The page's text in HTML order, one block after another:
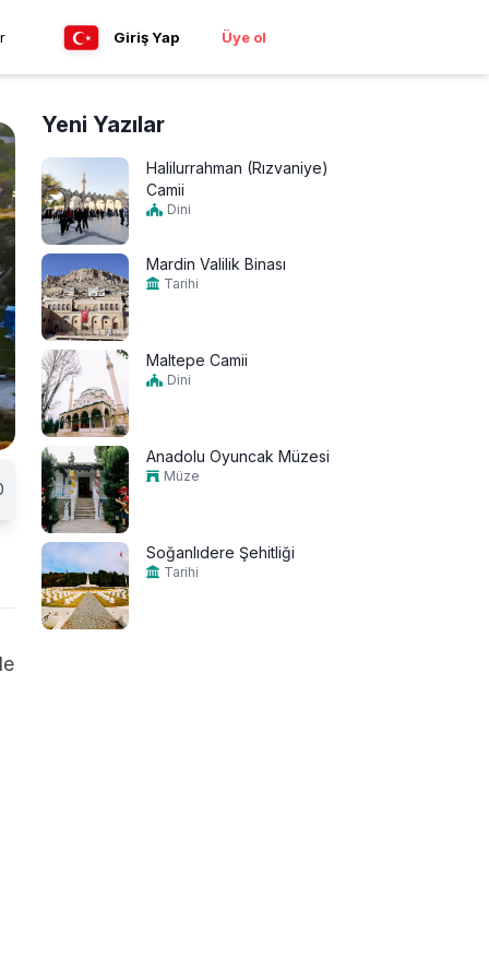
Giriş Yap Üye ol
Yeni Yazılar
Halilurrahman (Rızvaniye)
Camii
Dini
Mardin Valilik Binası
Tarihi
Maltepe Camii
Dini
Anadolu Oyuncak Müzesi
Müze
Soğanlıdere Şehitliği
Tarihi